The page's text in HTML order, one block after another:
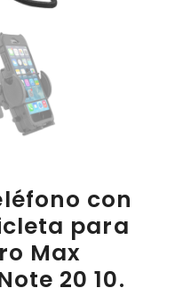
con
para
Max
20 10.